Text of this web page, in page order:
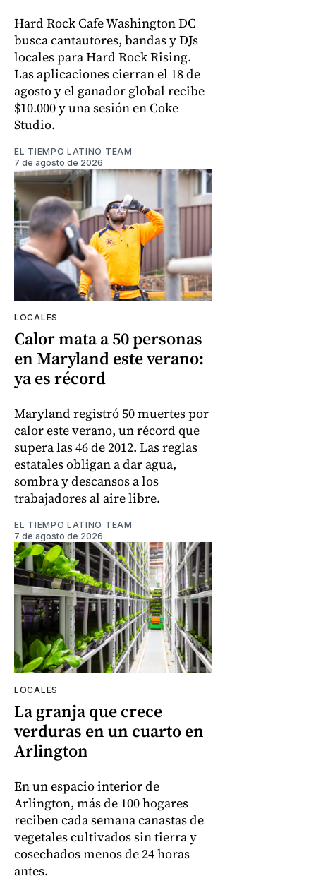
Hard Rock Cafe Washington DC
busca cantautores, bandas y DJs
locales para Hard Rock Rising.
Las aplicaciones cierran el 18 de
agosto y el ganador global recibe
$10.000 y una sesión en Coke
Studio.
EL TIEMPO LATINO TEAM
7 de agosto de 2026
LOCALES
Calor mata a 50 personas
en Maryland este verano:
ya es récord
Maryland registró 50 muertes por
calor este verano, un récord que
supera las 46 de 2012. Las reglas
estatales obligan a dar agua,
sombra y descansos a los
trabajadores al aire libre.
EL TIEMPO LATINO TEAM
7 de agosto de 2026
LOCALES
La granja que crece
verduras en un cuarto en
Arlington
En un espacio interior de
Arlington, más de 100 hogares
reciben cada semana canastas de
vegetales cultivados sin tierra y
cosechados menos de 24 horas
antes.